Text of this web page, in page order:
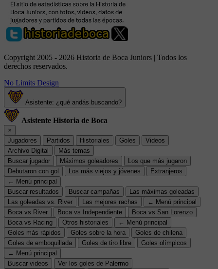
Copyright 2005 - 2026 Historia de Boca Juniors | Todos los
derechos reservados.
No Limits Design
Asistente: ¿qué andás buscando?
Asistente Historia de Boca
×
Jugadores
Partidos Historiales Goles
Videos
Archivo Digital
Más temas
Buscar jugador
Máximos goleadores
Los que más jugaron
Debutaron con gol
Los más viejos y jóvenes
Extranjeros
← Menú principal
Buscar resultados
Buscar campañas
Las máximas goleadas
Las goleadas vs. River
Las mejores rachas
← Menú principal
Boca vs River
Boca vs Independiente
Boca vs San Lorenzo
Boca vs Racing
Otros historiales
← Menú principal
Goles más rápidos
Goles sobre la hora
Goles de chilena
Goles de emboquillada
Goles de tiro libre
Goles olímpicos
← Menú principal
Buscar videos
Ver los goles de Palermo